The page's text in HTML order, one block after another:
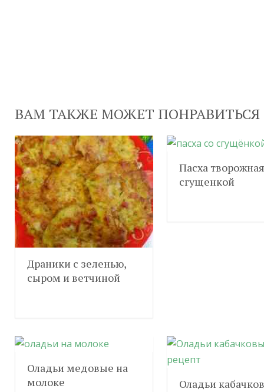
ВАМ ТАКЖЕ МОЖЕТ ПОНРАВИТЬСЯ
Драники с зеленью,
сыром и ветчиной
Пасха
сгущенкой
Оладьи медовые на
молоке
Оладьи